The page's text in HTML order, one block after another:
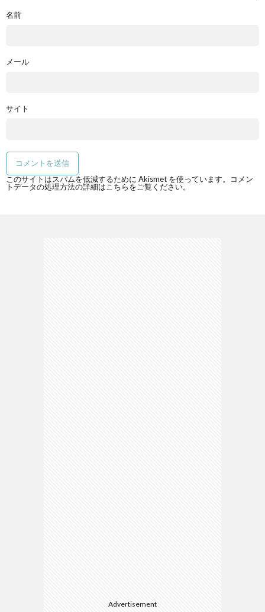
名前
メール
サイト
このサイトはスパムを低減するために Akismet を使っています。
コメン
トデータの処理方法の詳細はこちらをご覧ください。
Advertisement